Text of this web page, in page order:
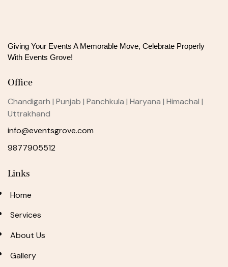
Giving Your Events A Memorable Move, Celebrate Properly
With Events Grove!
Office
Chandigarh | Punjab | Panchkula | Haryana | Himachal |
Uttrakhand
info@eventsgrove.com
9877905512
Links
Home
Services
About Us
Gallery